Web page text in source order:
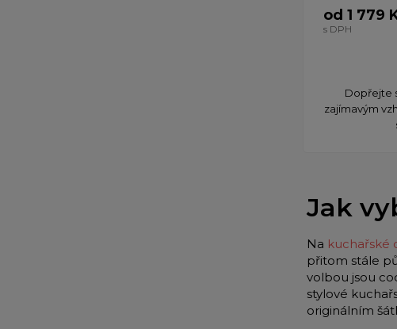
od 1 779
s DPH
Dopřejte
zajímavým
Jak
Na kuchařské
přitom stále
volbou jsou
stylové
originálním